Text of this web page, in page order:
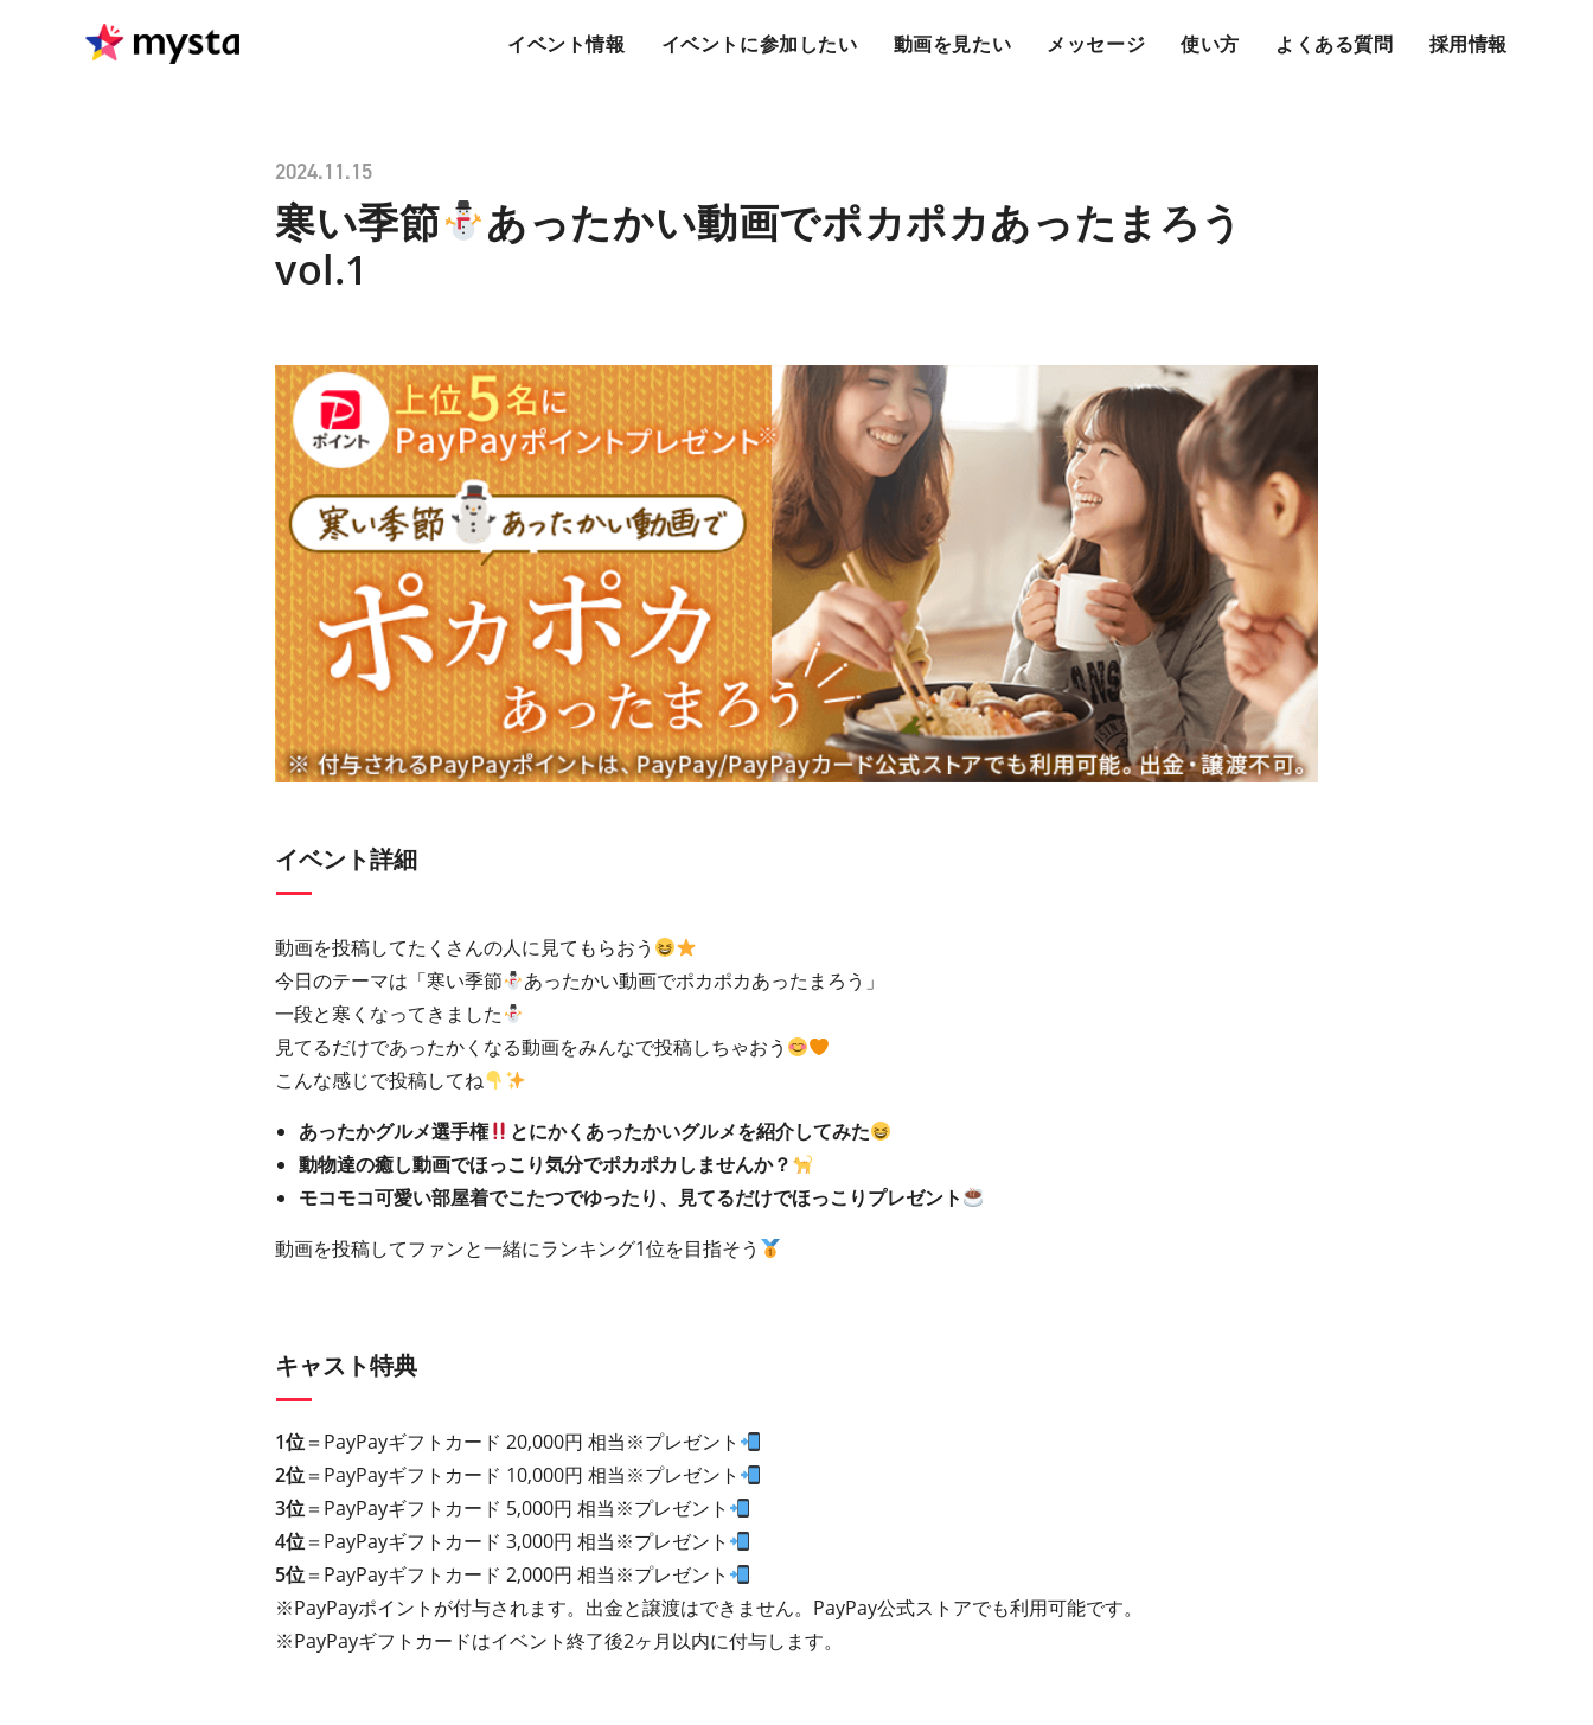
イベント情報 イベントに参加したい 動画を見たい メッセージ 使い方 よくある質問 採用情報
2024.11.15
寒い季節
あったかい動画でポカポカあったまろう
vol.1
イベント詳細
動画を投稿してたくさんの人に見てもらおう
今日のテーマは「寒い季節
あったかい動画でポカポカあったまろう」
一段と寒くなってきました
見てるだけであったかくなる動画をみんなで投稿しちゃおう
こんな感じで投稿してね
あったかグルメ選手権
とにかくあったかいグルメを紹介してみた
動物達の癒し動画でほっこり気分でポカポカしませんか？
モコモコ可愛い部屋着でこたつでゆったり、見てるだけでほっこりプレゼント
動画を投稿してファンと一緒にランキング1位を目指そう
キャスト特典
1位＝PayPayギフトカード 20,000円 相当※プレゼント
2位＝PayPayギフトカード 10,000円 相当※プレゼント
3位＝PayPayギフトカード 5,000円 相当※プレゼント
4位＝PayPayギフトカード 3,000円 相当※プレゼント
5位＝PayPayギフトカード 2,000円 相当※プレゼント
※PayPayポイントが付与されます。出金と譲渡はできません。PayPay公式ストアでも利用可能です。
※PayPayギフトカードはイベント終了後2ヶ月以内に付与します。